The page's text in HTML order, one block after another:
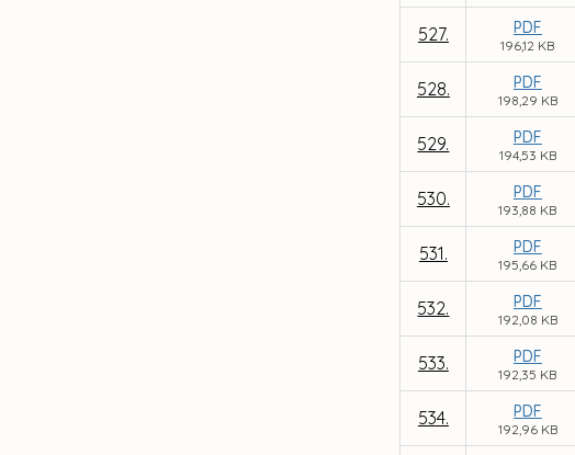
527. PDF
196,12 KB
528. PDF
198,29 KB
529. PDF
194,53 KB
530. PDF
193,88 KB
531. PDF
195,66 KB
532. PDF
192,08 KB
533. PDF
192,35 KB
534. PDF
192,96 KB